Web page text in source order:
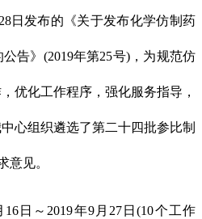
发布的《关于发布化学仿制药
告》(2019年第25号)，为规范仿
优化工作程序，强化服务指导，
心组织遴选了第二十四批参比制
意见。
日～2019年9月27日(10个工作